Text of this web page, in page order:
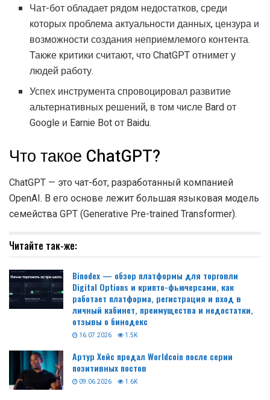
Чат-бот обладает рядом недостатков, среди
которых проблема актуальности данных, цензура и
возможности создания неприемлемого контента.
Также критики считают, что ChatGPT отнимет у
людей работу.
Успех инструмента спровоцировал развитие
альтернативных решений, в том числе Bard от
Google и Earnie Bot от Baidu.
Что такое ChatGPT?
ChatGPT — это чат-бот, разработанный компанией
OpenAI. В его основе лежит большая языковая модель
семейства GPT (Generative Pre-trained Transformer).
Читайте так-же:
Binodex — обзор платформы для торговли
Digital Options и крипто-фьючерсами, как
работает платформа, регистрация и вход в
личный кабинет, преимущества и недостатки,
отзывы о бинодекс
16.07.2026 1.5K
Артур Хейс продал Worldcoin после серии
позитивных постов
09.06.2026 1.6K